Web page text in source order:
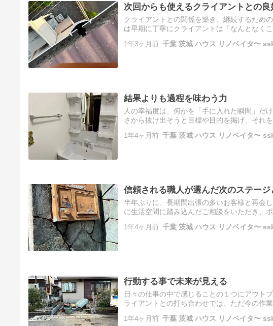
次回からも使えるクライアントとの良
クライアントとの関係を築き、継続するため
は早期に丁寧にクライアントは「なんとなく
1年3ヶ月前 千葉 茨城 ハウス リノベイタ〜
結果よりも過程を味わう力
人の幸福度は、何かを「手に入れた瞬間」だ
さから抜け出そうと目標や目的を掲げ、それ
戦、…
1年4ヶ月前 千葉 茨城 ハウス リノベイタ〜
信頼される職人が選んだ次のステージ
半年ぶりに、長期間出張の多いお客様と再会
に生活空間に踏み込んだご相談をいただき、
ご…
1年4ヶ月前 千葉 茨城 ハウス リノベイタ〜
行動する事で未来が見える
日々の仕事の中で感じることの１つにアウト
ライアントとの打ち合わせでは、ただ今の作
語…
1年4ヶ月前 千葉 茨城 ハウス リノベイタ〜